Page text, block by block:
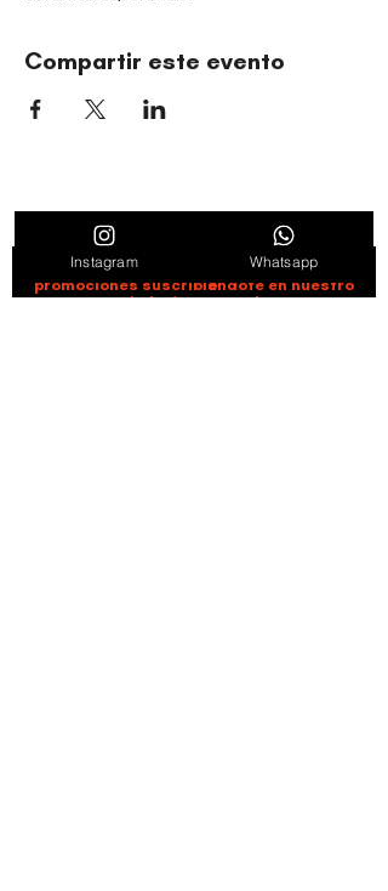
Compartir este evento
Danza y música como motores de paz, bienestar,
Entérate de novedades, noticias y
promociones suscribiéndote en nuestro
boletín semanal
Instagram Whatsapp